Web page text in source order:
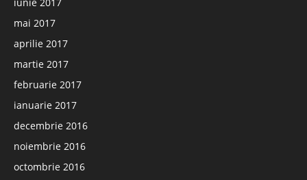
mai 2017
aprilie 2017
martie 2017
februarie 2017
ianuarie 2017
decembrie 2016
noiembrie 2016
octombrie 2016